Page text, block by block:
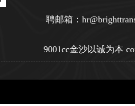
聘邮箱：
9001cc金沙以诚为本